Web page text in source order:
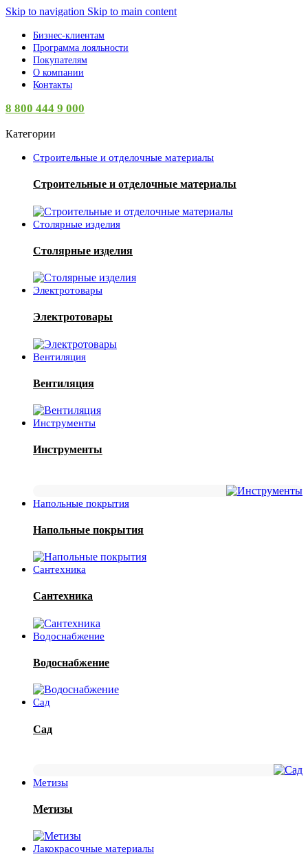
Skip to navigation Skip to main content
Бизнес-клиентам
Программа лояльности
Покупателям
О компании
Контакты
8 800 444 9 000
Категории
Строительные и отделочные материалы
Строительные и отделочные материалы
Столярные изделия
Столярные изделия
Электротовары
Электротовары
Вентиляция
Вентиляция
Инструменты
Инструменты
Напольные покрытия
Напольные покрытия
Сантехника
Сантехника
Водоснабжение
Водоснабжение
Сад
Сад
Метизы
Метизы
Лакокрасочные материалы